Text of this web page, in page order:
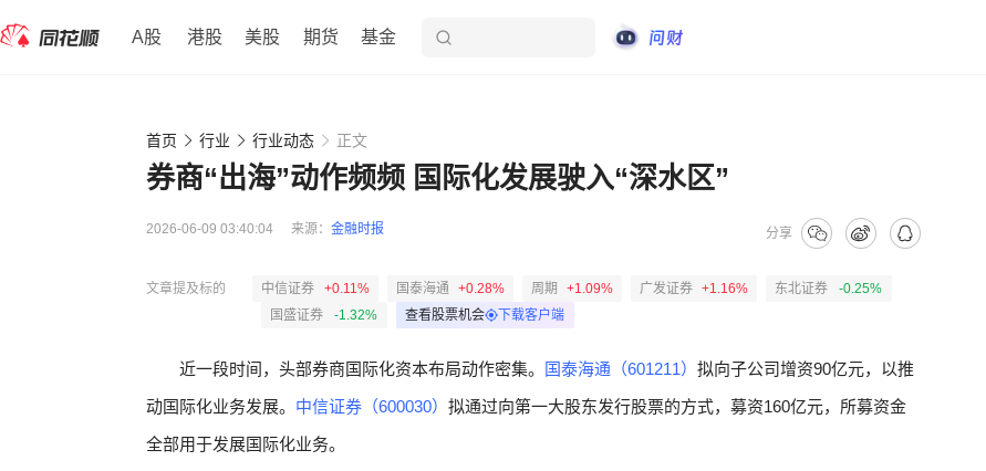
A股 港股 美股 期货 基金
首页 行业 行业动态 正文
券商“出海”动作频频 国际化发展驶入“深水区”
2026-06-09 03:40:04 来源： 金融时报 分享
文章提及标的 中信证券 +0.11% 国泰海通 +0.28% 周期 +1.09% 广发证券 +1.16% 东北证券
-0.25%
国盛证券
-1.32% 查看股票机会 下载客户端
近一段时间，头部券商国际化资本布局动作密集。 国泰海通（601211） 拟向子公司增资90亿元，以推
动国际化业务发展。 中信证券（600030） 拟通过向第一大股东发行股票的方式，募资160亿元，所募资金
全部用于发展国际化业务。